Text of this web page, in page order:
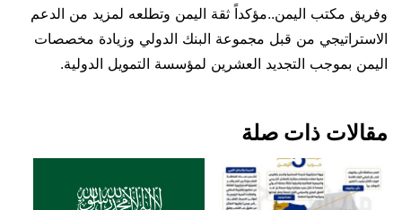
وفريق مكتب اليمن..مؤكداً ثقة اليمن وتطلعه لمزيد من الدعم
الاستراتيجي من قبل مجموعة البنك الدولي وزيادة مخصصات
اليمن بموجب التجديد العشرين لمؤسسة التمويل الدولية.
مقالات ذات صلة